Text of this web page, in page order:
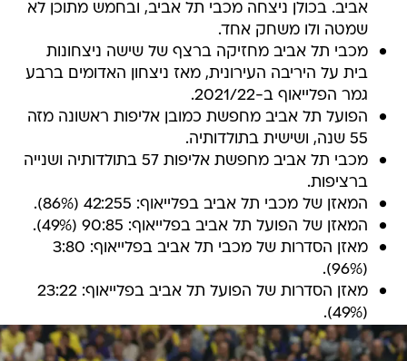
אביב. בכולן ניצחה מכבי תל אביב, ובחמש מתוכן לא
שמטה ולו משחק אחד.
מכבי תל אביב מחזיקה ברצף של שישה ניצחונות
בית על היריבה העירונית, מאז ניצחון האדומים ברבע
גמר הפלייאוף ב-2021/22.
הפועל תל אביב מחפשת כמובן אליפות ראשונה מזה
55 שנה, ושישית בתולדותיה.
מכבי תל אביב מחפשת אליפות 57 בתולדותיה ושנייה
ברציפות.
המאזן של מכבי תל אביב בפלייאוף: 42:255 (86%).
המאזן של הפועל תל אביב בפלייאוף: 90:85 (49%).
מאזן הסדרות של מכבי תל אביב בפלייאוף: 3:80
(96%).
מאזן הסדרות של הפועל תל אביב בפלייאוף: 23:22
(49%).